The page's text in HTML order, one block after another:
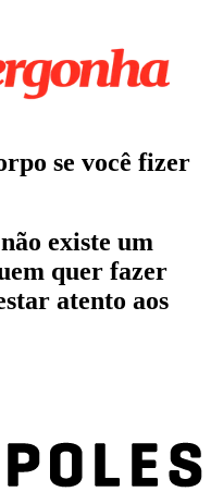
se você fizer
existe um
quer fazer
atento aos